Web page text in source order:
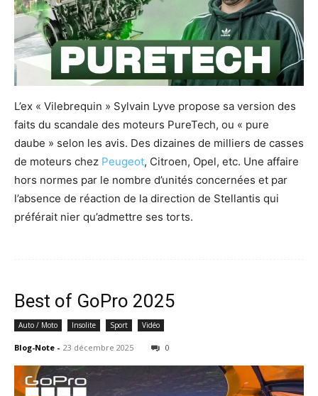
L’ex « Vilebrequin » Sylvain Lyve propose sa version des
faits du scandale des moteurs PureTech, ou « pure
daube » selon les avis. Des dizaines de milliers de casses
de moteurs chez Peugeot, Citroen, Opel, etc. Une affaire
hors normes par le nombre d’unités concernées et par
l’absence de réaction de la direction de Stellantis qui
préférait nier qu’admettre ses torts.
Best of GoPro 2025
Auto / Moto Insolite Sport Vidéo
Blog-Note - 23 décembre 2025 0